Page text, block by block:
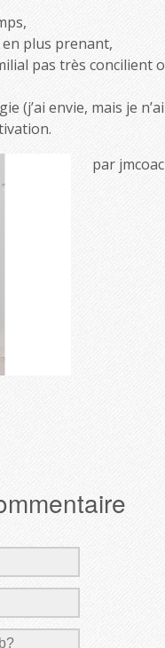
plus prenant,
pas très concilient
(j’ai envie, mais je
par